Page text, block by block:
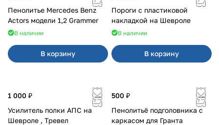
Пенолитье Mercedes Benz
Actors модели 1,2 Grammer
В наличии
В корзину
Пороги с пластиковой
накладкой на Шевроле
В наличии
В корзину
1 000 ₽
Усилитель полки АПС на
Шевроле , Тревел
500 ₽
Пенолитьё подголовника с
каркасом для Гранта